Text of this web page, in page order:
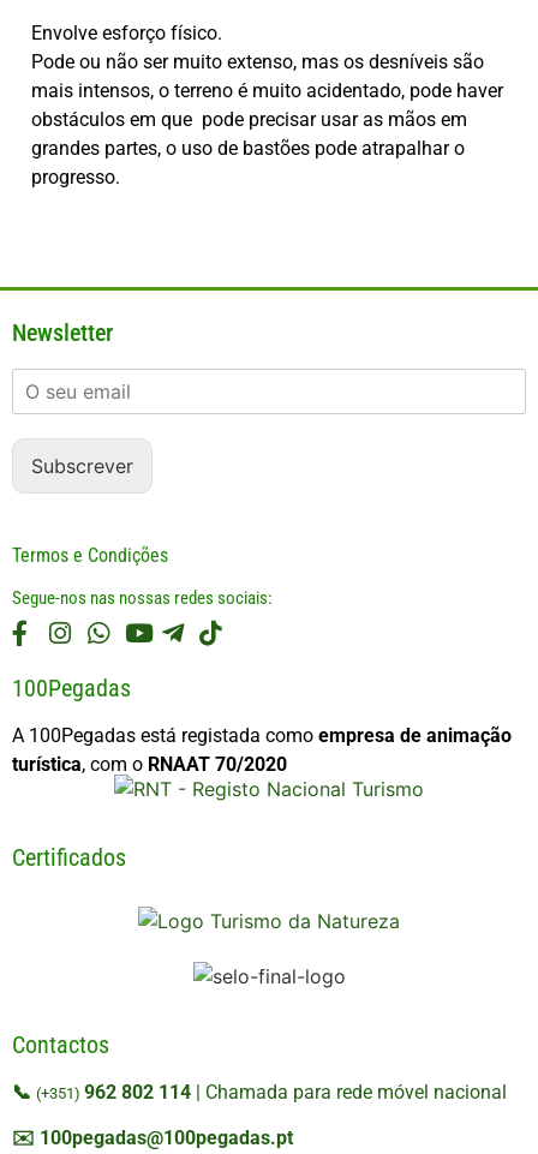
Envolve esforço físico.
Pode ou não ser muito extenso, mas os desníveis são
mais intensos, o terreno é muito acidentado, pode haver
obstáculos em que pode precisar usar as mãos em
grandes partes, o uso de bastões pode atrapalhar o
progresso.
Newsletter
Subscrever
Termos e Condições
Segue-nos nas nossas redes sociais:
100Pegadas
A 100Pegadas está registada como empresa de animação
turística, com o RNAAT 70/2020
Certificados
Contactos
📞 (+351) 962 802 114 | Chamada para rede móvel nacional
✉️ 100pegadas@100pegadas.pt